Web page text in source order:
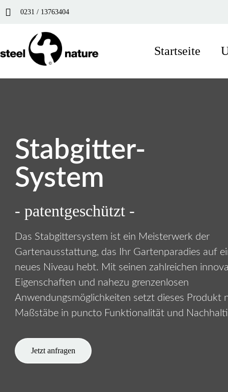
0231 / 13763404
Startseite
Stabgitter-
System
- patentgeschützt -
Das Stabgittersystem ist ein Meisterwerk der
Gartenausstattung, das Ihr Gartenparadies auf
neues Niveau hebt. Mit seinen zahlreichen
Eigenschaften und nahezu grenzenlosen
Anwendungsmöglichkeiten setzt dieses Produkt
Maßstäbe in puncto Funktionalität und
Jetzt anfragen